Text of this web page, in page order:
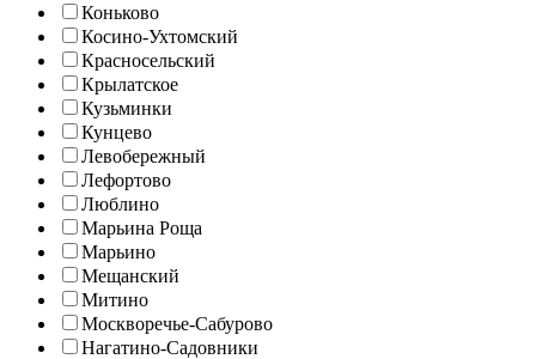
Коньково
Косино-Ухтомский
Красносельский
Крылатское
Кузьминки
Кунцево
Левобережный
Лефортово
Люблино
Марьина Роща
Марьино
Мещанский
Митино
Москворечье-Сабурово
Нагатино-Садовники